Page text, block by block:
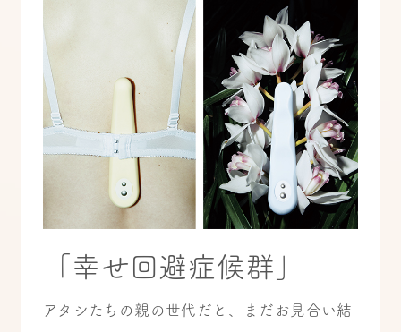
「幸せ回避症候群」
アタシたちの親の世代だと、まだお見合い結